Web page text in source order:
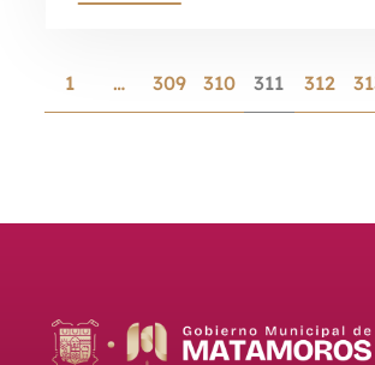
1 … 309 310 311 312